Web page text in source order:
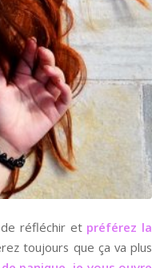
réfléchir et préférez la
toujours que ça va plus